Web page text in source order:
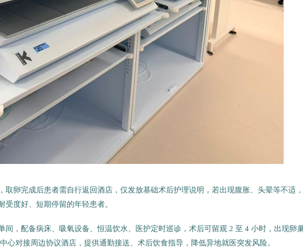
取卵完成后患者需自行返回酒店，仅发放基础术后护理说明，若出现腹胀、头晕等不适
受度好、短期停留的年轻患者。
间，配备病床、吸氧设备、恒温饮水、医护定时巡诊，术后可留观 2 至 4 小时，出现卵
心对接周边协议酒店，提供通勤接送、术后饮食指导，降低异地就医突发风险。